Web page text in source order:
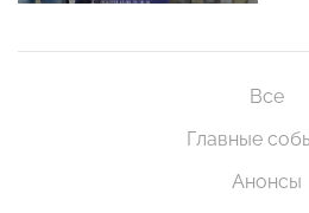
Все
Главные
Анонсы